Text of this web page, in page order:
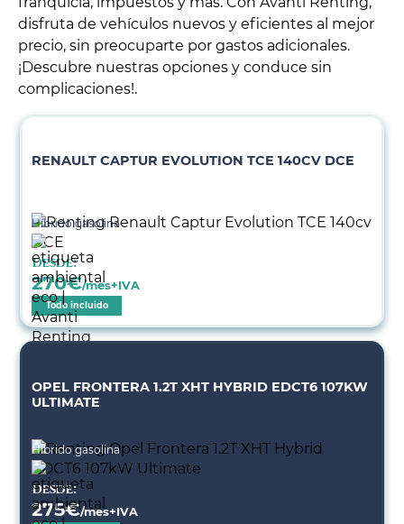
disfruta de vehículos nuevos y eficientes al mejor
precio, sin preocuparte por gastos adicionales.
¡Descubre nuestras opciones y conduce sin
complicaciones!.
RENAULT CAPTUR EVOLUTION TCE 140CV DCE
Híbrido gasolina
Desde:
270€/mes+IVA
Todo incluido
OPEL FRONTERA 1.2T XHT HYBRID EDCT6 107KW
ULTIMATE
Híbrido gasolina
Desde:
275€/mes+IVA